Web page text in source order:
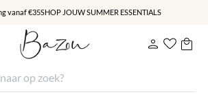
vanaf €35SHOP JOUW SUMMER ESSENTIALS